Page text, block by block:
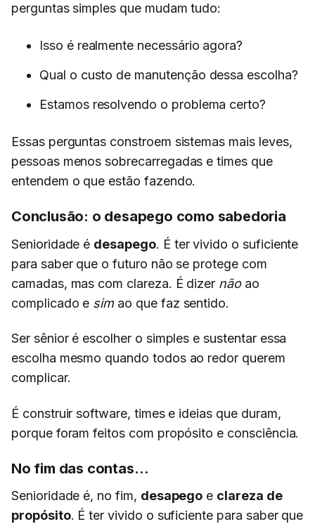
perguntas simples que mudam tudo:
Isso é realmente necessário agora?
Qual o custo de manutenção dessa escolha?
Estamos resolvendo o problema certo?
Essas perguntas constroem sistemas mais leves,
pessoas menos sobrecarregadas e times que
entendem o que estão fazendo.
Conclusão: o desapego como sabedoria
Senioridade é desapego. É ter vivido o suficiente
para saber que o futuro não se protege com
camadas, mas com clareza. É dizer nãoao
complicado e simao que faz sentido.
Ser sênior é escolher o simples e sustentar essa
escolha mesmo quando todos ao redor querem
complicar.
É construir software, times e ideias que duram,
porque foram feitos com propósito e consciência.
No fim das contas…
Senioridade é, no fim, desapego e clareza de
propósito. É ter vivido o suficiente para saber que